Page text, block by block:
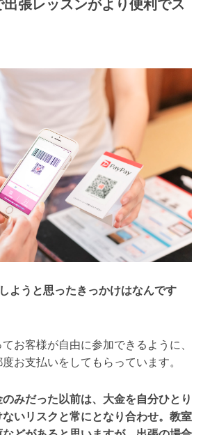
張レッスンがより便利でス
うと思ったきっかけはなんです
お客様が自由に参加できるように、
お支払いをしてもらっています。
みだった以前は、大金を自分ひとり
いリスクと常にとなり合わせ。教室